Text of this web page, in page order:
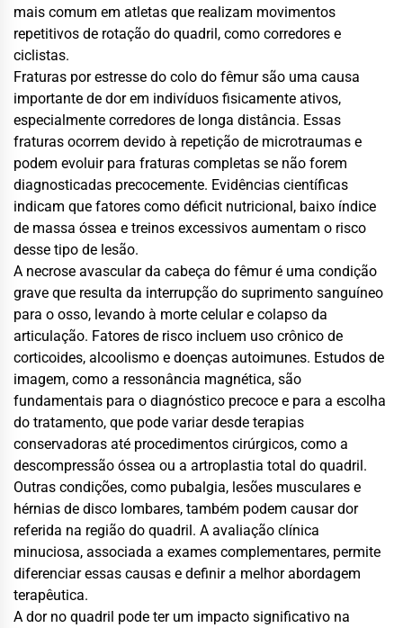
mais comum em atletas que realizam movimentos
repetitivos de rotação do quadril, como corredores e
ciclistas.
Fraturas por estresse do colo do fêmur são uma causa
importante de dor em indivíduos fisicamente ativos,
especialmente corredores de longa distância. Essas
fraturas ocorrem devido à repetição de microtraumas e
podem evoluir para fraturas completas se não forem
diagnosticadas precocemente. Evidências científicas
indicam que fatores como déficit nutricional, baixo índice
de massa óssea e treinos excessivos aumentam o risco
desse tipo de lesão.
A necrose avascular da cabeça do fêmur é uma condição
grave que resulta da interrupção do suprimento sanguíneo
para o osso, levando à morte celular e colapso da
articulação. Fatores de risco incluem uso crônico de
corticoides, alcoolismo e doenças autoimunes. Estudos de
imagem, como a ressonância magnética, são
fundamentais para o diagnóstico precoce e para a escolha
do tratamento, que pode variar desde terapias
conservadoras até procedimentos cirúrgicos, como a
descompressão óssea ou a artroplastia total do quadril.
Outras condições, como pubalgia, lesões musculares e
hérnias de disco lombares, também podem causar dor
referida na região do quadril. A avaliação clínica
minuciosa, associada a exames complementares, permite
diferenciar essas causas e definir a melhor abordagem
terapêutica.
A dor no quadril pode ter um impacto significativo na